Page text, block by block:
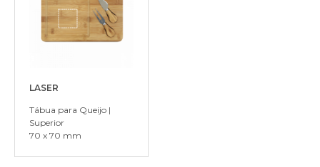
LASER
Tábua para Queijo |
Superior
70 x 70 mm